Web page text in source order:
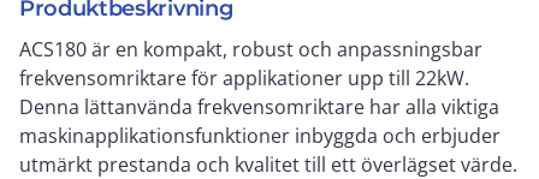
Produktbeskrivning
ACS180 är en kompakt, robust och anpassningsbar
frekvensomriktare för applikationer upp till 22kW.
Denna lättanvända frekvensomriktare har alla viktiga
maskinapplikationsfunktioner inbyggda och erbjuder
utmärkt prestanda och kvalitet till ett överlägset värde.